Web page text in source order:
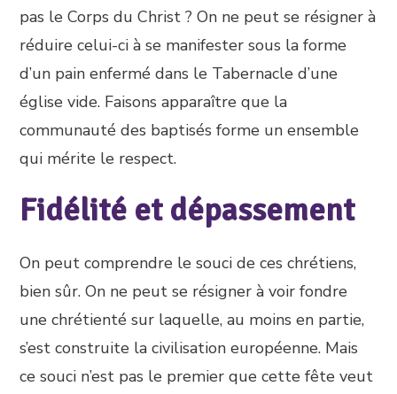
pas le Corps du Christ ? On ne peut se résigner à
réduire celui-ci à se manifester sous la forme
d’un pain enfermé dans le Tabernacle d’une
église vide. Faisons apparaître que la
communauté des baptisés forme un ensemble
qui mérite le respect.
Fidélité et dépassement
On peut comprendre le souci de ces chrétiens,
bien sûr. On ne peut se résigner à voir fondre
une chrétienté sur laquelle, au moins en partie,
s’est construite la civilisation européenne. Mais
ce souci n’est pas le premier que cette fête veut